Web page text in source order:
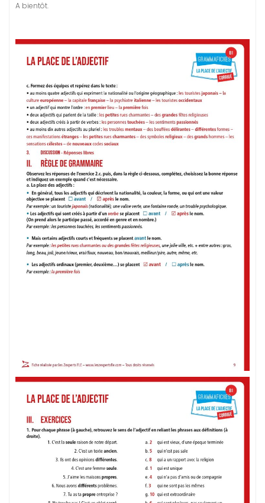
A bientôt.